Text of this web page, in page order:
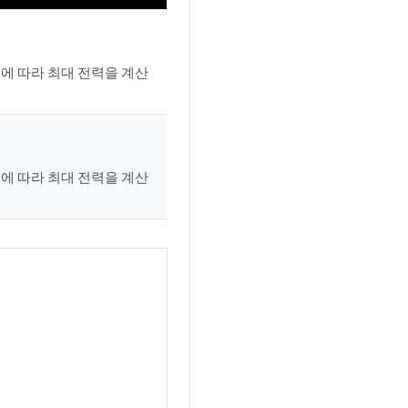
따라 최대 전력을 계산
따라 최대 전력을 계산